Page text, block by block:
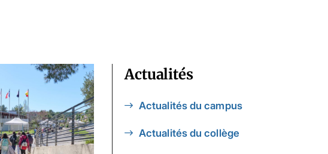
Actualités
Actualités du campus
Actualités du collège